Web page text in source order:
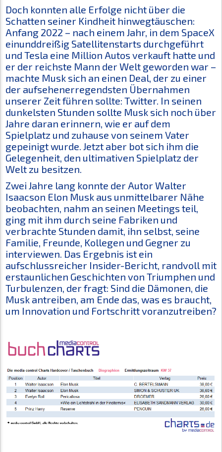
Doch konnten alle Erfolge nicht über die
Schatten seiner Kindheit hinwegtäuschen:
Anfang 2022 – nach einem Jahr, in dem SpaceX
einunddreißig Satellitenstarts durchgeführt
und Tesla eine Million Autos verkauft hatte und
er der reichste Mann der Welt geworden war –
machte Musk sich an einen Deal, der zu einer
der aufsehenerregendsten Übernahmen
unserer Zeit führen sollte: Twitter. In seinen
dunkelsten Stunden sollte Musk sich noch über
Jahre daran erinnern, wie er auf dem
Spielplatz und zuhause von seinem Vater
gepeinigt wurde. Jetzt aber bot sich ihm die
Gelegenheit, den ultimativen Spielplatz der
Welt zu besitzen.
Zwei Jahre lang konnte der Autor Walter
Isaacson Elon Musk aus unmittelbarer Nähe
beobachten, nahm an seinen Meetings teil,
ging mit ihm durch seine Fabriken und
verbrachte Stunden damit, ihn selbst, seine
Familie, Freunde, Kollegen und Gegner zu
interviewen. Das Ergebnis ist ein
aufschlussreicher Insider-Bericht, randvoll mit
erstaunlichen Geschichten von Triumphen und
Turbulenzen, der fragt: Sind die Dämonen, die
Musk antreiben, am Ende das, was es braucht,
um Innovation und Fortschritt voranzutreiben?